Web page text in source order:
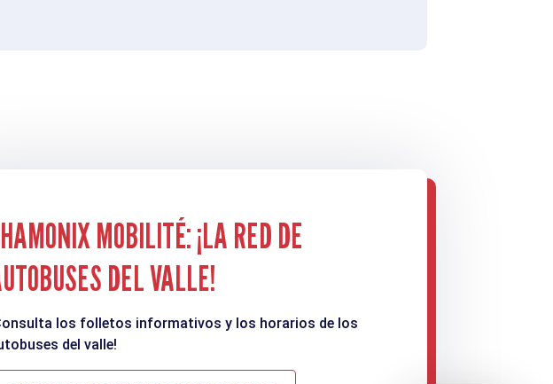
MOBILITÉ: ¡LA RED DE
DEL VALLE!
los folletos informativos y los horarios de los
del valle!